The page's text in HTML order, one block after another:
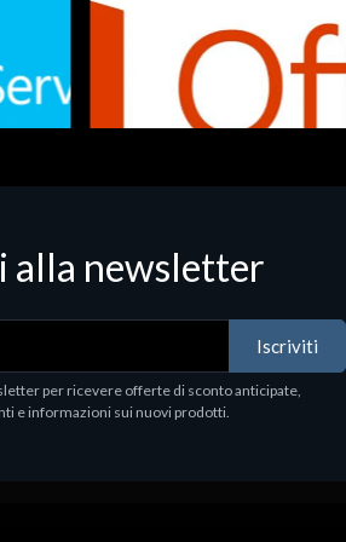
Software - Office Productivity
alla newsletter
Iscriviti
per ricevere offerte di sconto anticipate,
e informazioni sui nuovi prodotti.